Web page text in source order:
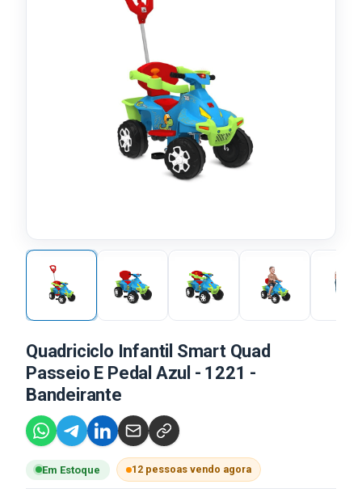
Quadriciclo Infantil Smart Quad
Passeio E Pedal Azul - 1221 -
Bandeirante
Em Estoque 12 pessoas vendo agora